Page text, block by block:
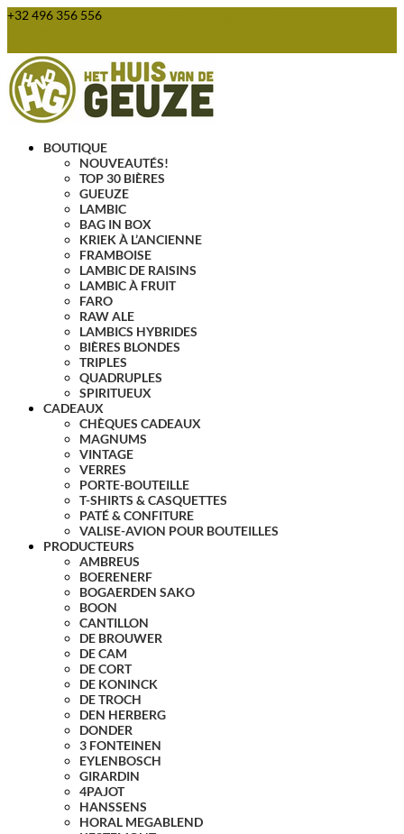
+32 496 356 556
BOUTIQUE
NOUVEAUTÉS!
TOP 30 BIÈRES
GUEUZE
LAMBIC
BAG IN BOX
KRIEK À L’ANCIENNE
FRAMBOISE
LAMBIC DE RAISINS
LAMBIC À FRUIT
FARO
RAW ALE
LAMBICS HYBRIDES
BIÈRES BLONDES
TRIPLES
QUADRUPLES
SPIRITUEUX
CADEAUX
CHÈQUES CADEAUX
MAGNUMS
VINTAGE
VERRES
PORTE-BOUTEILLE
T-SHIRTS & CASQUETTES
PATÉ & CONFITURE
VALISE-AVION POUR BOUTEILLES
PRODUCTEURS
AMBREUS
BOERENERF
BOGAERDEN SAKO
BOON
CANTILLON
DE BROUWER
DE CAM
DE CORT
DE KONINCK
DE TROCH
DEN HERBERG
DONDER
3 FONTEINEN
EYLENBOSCH
GIRARDIN
4PAJOT
HANSSENS
HORAL MEGABLEND